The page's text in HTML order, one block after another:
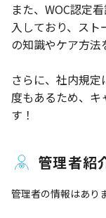
また、WOC認定
入しており、ス
の知識やケア方法
さらに、社内規
度もあるため、キ
す！
管理者紹
管理者の情報はあり